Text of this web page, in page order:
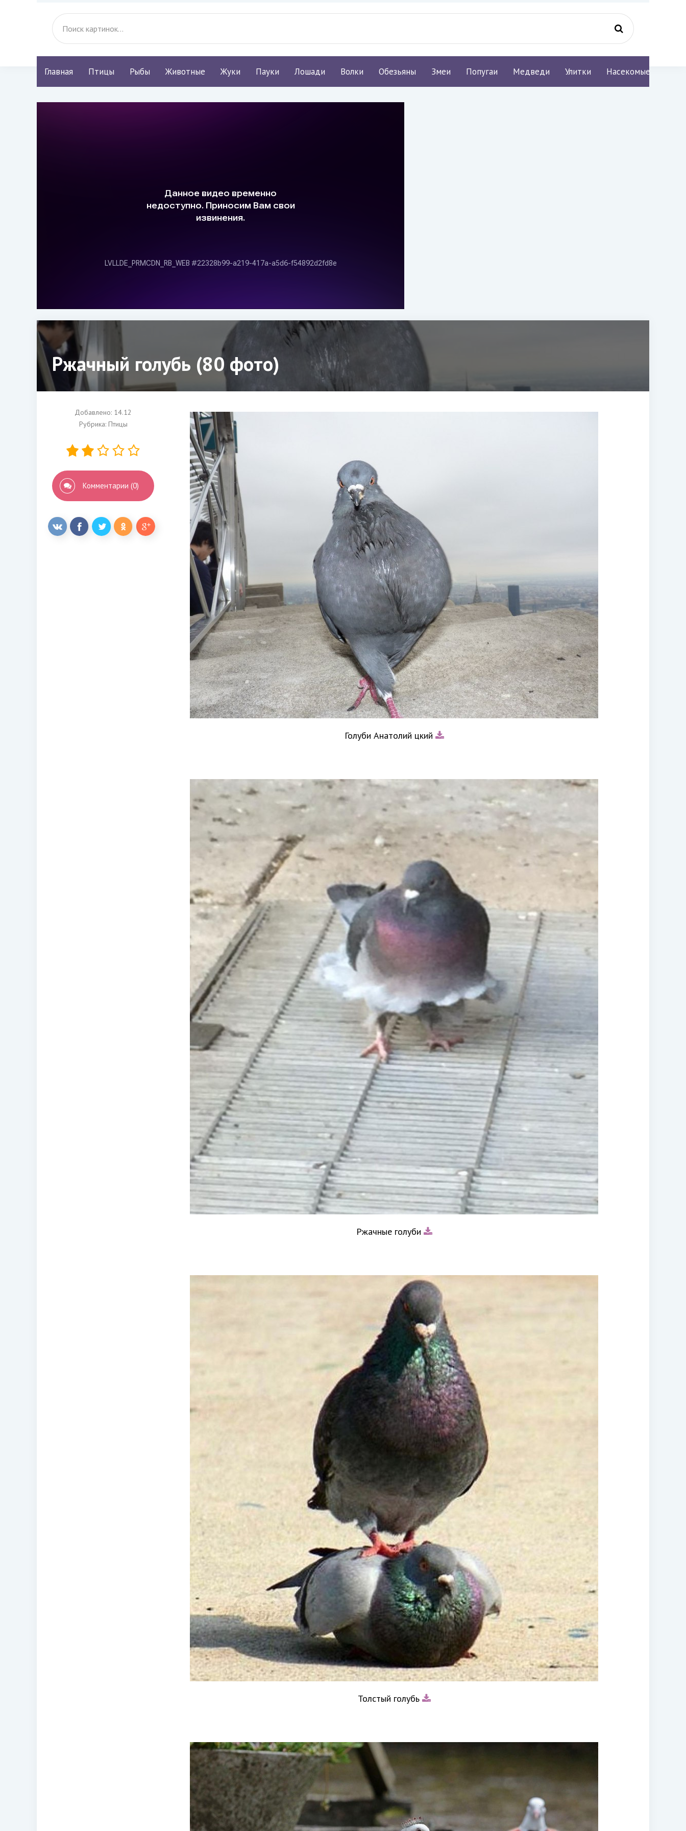
Главная Птицы Рыбы Животные Жуки Пауки Лошади Волки Обезьяны Змеи Попугаи Медведи Улитки Насекомые
Ржачный голубь (80 фото)
Добавлено: 14.12
Рубрика: Птицы
Комментарии (0)
Голуби Анатолий цкий
Ржачные голуби
Толстый голубь